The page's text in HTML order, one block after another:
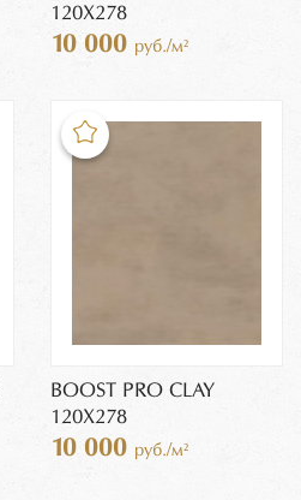
120X278
10 000 руб./м²
BOOST PRO CLAY
120X278
10 000 руб./м²